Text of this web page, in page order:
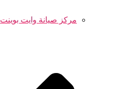
مركز صيانة وايت بوينت